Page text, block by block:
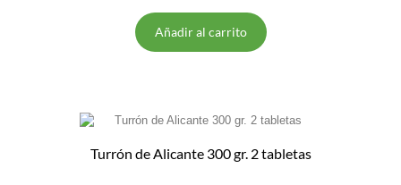
Añadir al carrito
Turrón de Alicante 300 gr. 2 tabletas